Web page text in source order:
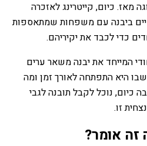
מאז. כיום, קייטרינג לאזכרה
ביבנה עם משפחות שמתאספות
כדי לכבד את יקיריהם.
המייחד את יבנה משאר ערים
היא התפתחה לאורך זמן ומה
נוכל לקבל תובנה לגבי
זו.